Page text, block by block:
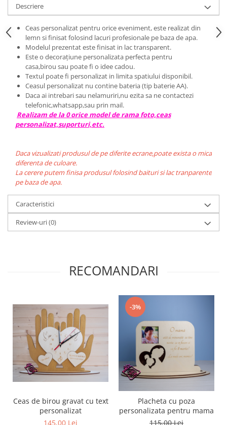
Descriere
Ceas personalizat pentru orice eveniment, este realizat din
lemn si finisat folosind lacuri profesionale pe baza de apa.
Modelul prezentat este finisat in lac transparent.
Este o decorațiune personalizata perfecta pentru
casa,birou sau poate fi o idee cadou.
Textul poate fi personalizat in limita spatiului disponibil.
Ceasul personalizat nu contine bateria (tip baterie AA).
Daca ai intrebari sau nelamuriri,nu ezita sa ne contactezi
telefonic,whatsapp,sau prin mail.
Realizam de la 0 orice model de rama foto,ceas
personalizat,suporturi,etc.
Daca vizualizati produsul de pe diferite ecrane,poate exista o mica
diferenta de culoare.
La cerere putem finisa produsul folosind baituri si lac tranparente
pe baza de apa.
Caracteristici
Review-uri(0)
RECOMANDARI
Ceas de birou gravat cu text
personalizat
145,00 Lei
-3%
Placheta cu poza
personalizata pentru mama
115,00 Lei